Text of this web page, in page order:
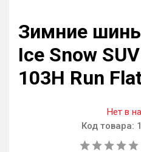
Зимние
Ice Snow
103H Run
Нет в
Код товара: